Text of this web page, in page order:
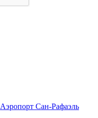
Аэропорт Сан-Рафаэль